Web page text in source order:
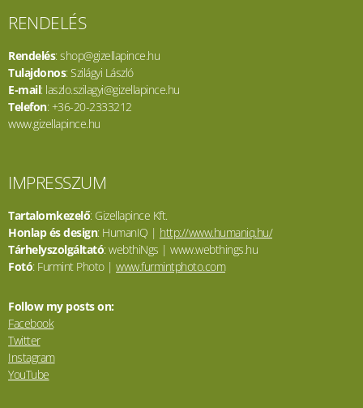
RENDELÉS
Rendelés: shop@gizellapince.hu
Tulajdonos: Szilágyi László
E-mail: laszlo.szilagyi@gizellapince.hu
Telefon: +36-20-2333212
www.gizellapince.hu
IMPRESSZUM
Tartalomkezelő: Gizellapince Kft.
Honlap és design: HumanIQ | http://www.humaniq.hu/
Tárhelyszolgáltató: webthiNgs | www.webthings.hu
Fotó: Furmint Photo | www.furmintphoto.com
Follow my posts on:
Facebook
Twitter
Instagram
YouTube